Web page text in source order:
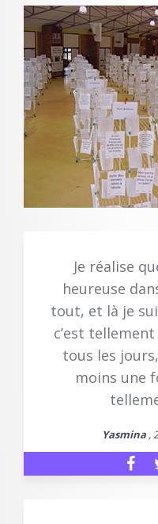
Je réalise
heureuse
tout, et là je
c’est
tous les
moins une
Yasmina ,